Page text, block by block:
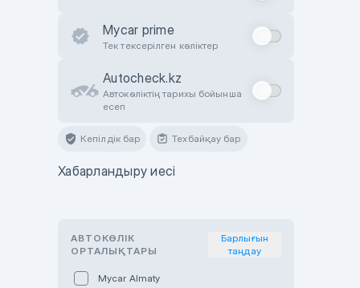
Mycar prime
Тек тексерілген көліктер
Autocheck.kz
Автокөліктің тарихы бойынша
есеп
Кепілдік бар Техбайқау бар
Хабарландыру иесі
АВТОКӨЛІК
ОРТАЛЫҚТАРЫ
Барлығын
таңдау
Mycar Almaty